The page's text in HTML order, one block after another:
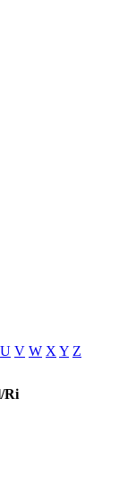
U V W X Y Z
Ri